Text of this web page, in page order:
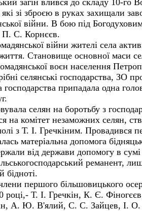
які зі зброєю в руках захищали
війни. В бою під
П. С. Корнєєв.
війни жителі села
Становище основної маси
воєн населення
селянські господарства, ЗО
припадала одна
селян на боротьбу з
на комітет незаможних селян,
з Т. І. Гречкіним. Провадився
матеріальна допомога
від держави допомогу в
реманент,
бідноті.
першого більшовицького
році,- Т. І. Гречкін, К. Є.
А. Ю. В'ялий, С. С. Зайцев, І. О.